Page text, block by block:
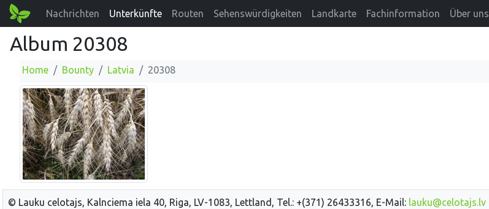
Nachrichten Unterkünfte Routen Sehenswürdigkeiten Landkarte Fachinformation Über uns
Album 20308
Home Bounty Latvia 20308
© Lauku celotajs, Kalnciema iela 40, Riga, LV-1083, Lettland, Tel.: +(371) 26433316, E-Mail: lauku@celotajs.lv